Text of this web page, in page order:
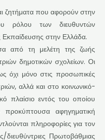
ζητήματα που αφορούν στην
ρόλου των διευθυντών
στην Ελλάδα.
από τη μελέτη της ζωής
δημοτικών σχολείων. Οι
όχι μόνο στις προσωπικές
αλλά και στο κοινωνικό-
πλαίσιο εντός του οποίου
αφηγηματική
πληροφορίες για τον
διευθύντριες Πρωτοβάθμιας